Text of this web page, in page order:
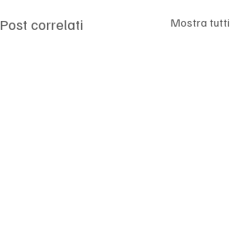
Post correlati Mostra tutti